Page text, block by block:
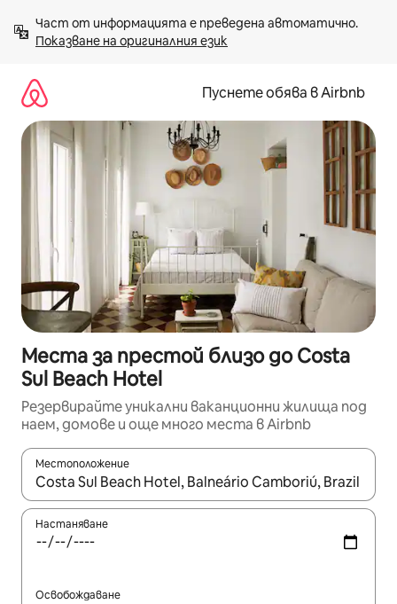
към
съдържанието
Показване на оригиналния език
Пуснете обява в Airbnb
Места за престой близо до Costa
Sul Beach Hotel
Резервирайте уникални ваканционни жилища под
наем, домове и още много места в Airbnb
Местоположение
Когато резултатите се покажат, използвайте
Настаняване
Освобождаване